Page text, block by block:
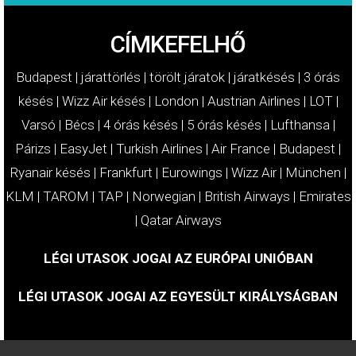
CÍMKEFELHŐ
Budapest | járattörlés | törölt járatok | járatkésés | 3 órás
késés | Wizz Air késés | London | Austrian Airlines | LOT|
Varsó | Bécs | 4 órás késés | 5 órás késés | Lufthansa |
Párizs | EasyJet | Turkish Airlines | Air France | Budapest |
Ryanair késés | Frankfurt | Eurowings | Wizz Air| München |
KLM | TAROM | TAP | Norwegian | British Airways | Emirates
| Qatar Airways
LÉGI UTASOK JOGAI AZ EURÓPAI UNIÓBAN
LÉGI UTASOK JOGAI AZ EGYESÜLT KIRÁLYSÁGBAN